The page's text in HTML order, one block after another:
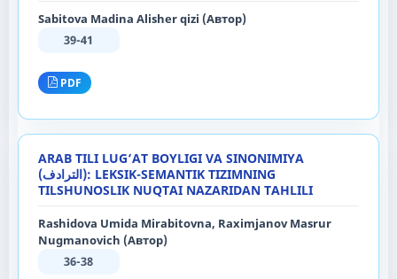
Sabitova Madina Alisher qizi (Автор)
39-41
PDF
ARAB TILI LUG‘AT BOYLIGI VA SINONIMIYA
(الترادف): LEKSIK-SEMANTIK TIZIMNING
TILSHUNOSLIK NUQTAI NAZARIDAN TAHLILI
Rashidova Umida Mirabitovna, Raximjanov Masrur
Nugmanovich (Автор)
36-38